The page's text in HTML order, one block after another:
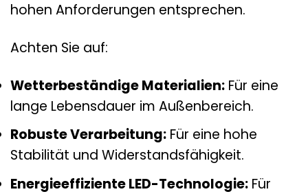
hohen Anforderungen entsprechen.
Achten Sie auf:
Wetterbeständige Materialien: Für eine
lange Lebensdauer im Außenbereich.
Robuste Verarbeitung: Für eine hohe
Stabilität und Widerstandsfähigkeit.
Energieeffiziente LED-Technologie: Für